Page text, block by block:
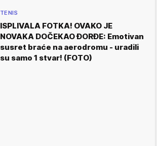
TENIS
ISPLIVALA FOTKA! OVAKO JE
NOVAKA DOČEKAO ĐORĐE: Emotivan
susret braće na aerodromu - uradili
su samo 1 stvar! (FOTO)